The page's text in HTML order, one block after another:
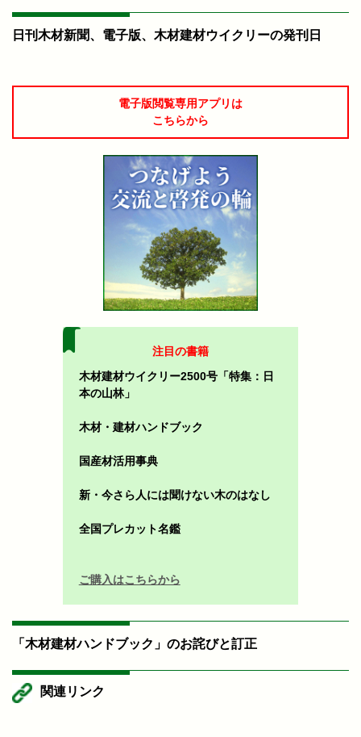
日刊木材新聞、電子版、木材建材ウイクリーの発刊日
電子版閲覧専用アプリは
こちらから
注目の書籍
木材建材ウイクリー2500号「特集：日
本の山林」
木材・建材ハンドブック
国産材活用事典
新・今さら人には聞けない木のはなし
全国プレカット名鑑
ご購入はこちらから
「木材建材ハンドブック」のお詫びと訂正
関連リンク